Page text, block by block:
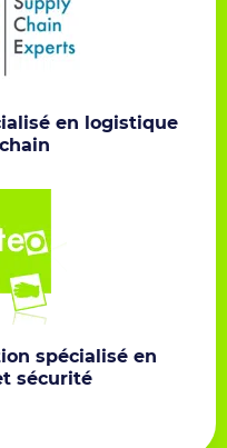
en logistique
spécialisé en
sécurité